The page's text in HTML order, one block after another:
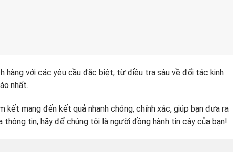
hàng với các yêu cầu đặc biệt, từ điều tra sâu về đối tác kinh
nhất.
mang đến kết quả nhanh chóng, chính xác, giúp bạn đưa ra
tin, hãy để chúng tôi là người đồng hành tin cậy của bạn!